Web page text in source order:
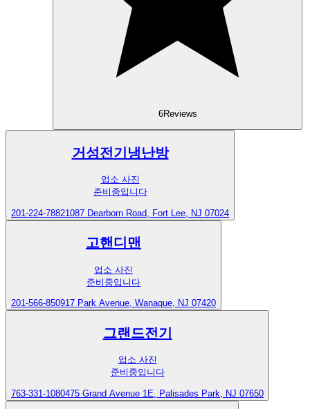
6Reviews
거성전기냉난방
업소 사진
준비중입니다
201-224-78821087 Dearborn Road, Fort Lee, NJ 07024
고핸디맨
업소 사진
준비중입니다
201-566-850917 Park Avenue, Wanaque, NJ 07420
그랜드전기
업소 사진
준비중입니다
763-331-1080475 Grand Avenue 1E, Palisades Park, NJ 07650